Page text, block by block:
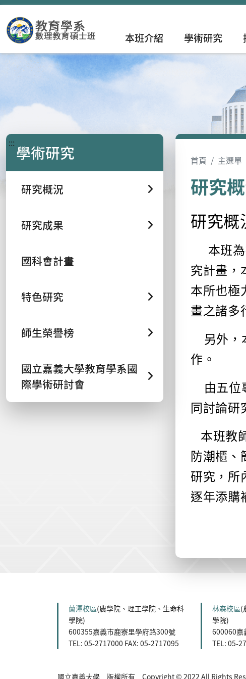
本班介紹 學術研究
::: 學術研究
研究概況
研究成果
國科會計畫
特色研究
師生榮譽榜
國立嘉義大學教育學系國
際學術研討會
首頁 主選單
研究
研究概
本班
究計畫，
本所也極
畫之諸多
另外，
作。
由五位
同討論研
本班教
防潮櫃、
研究，所
逐年添購
蘭潭校區(農學院、理工學院、生命科
學院)
600355嘉義市鹿寮里學府路300號
TEL: 05-2717000 FAX: 05-2717095
林森校區(
學院)
600060嘉
TEL: 05-
國立嘉義大學 版權所有 Copyright © 2022 All Rights